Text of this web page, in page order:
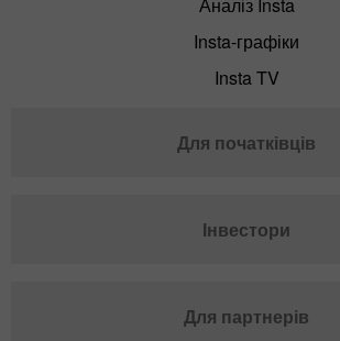
Аналіз Insta
Insta-графіки
Insta TV
Для початківців
Інвестори
Для партнерів